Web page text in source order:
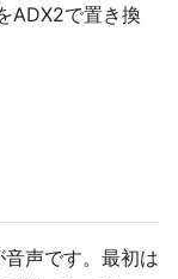
ADX2で置き換
声です。最初は